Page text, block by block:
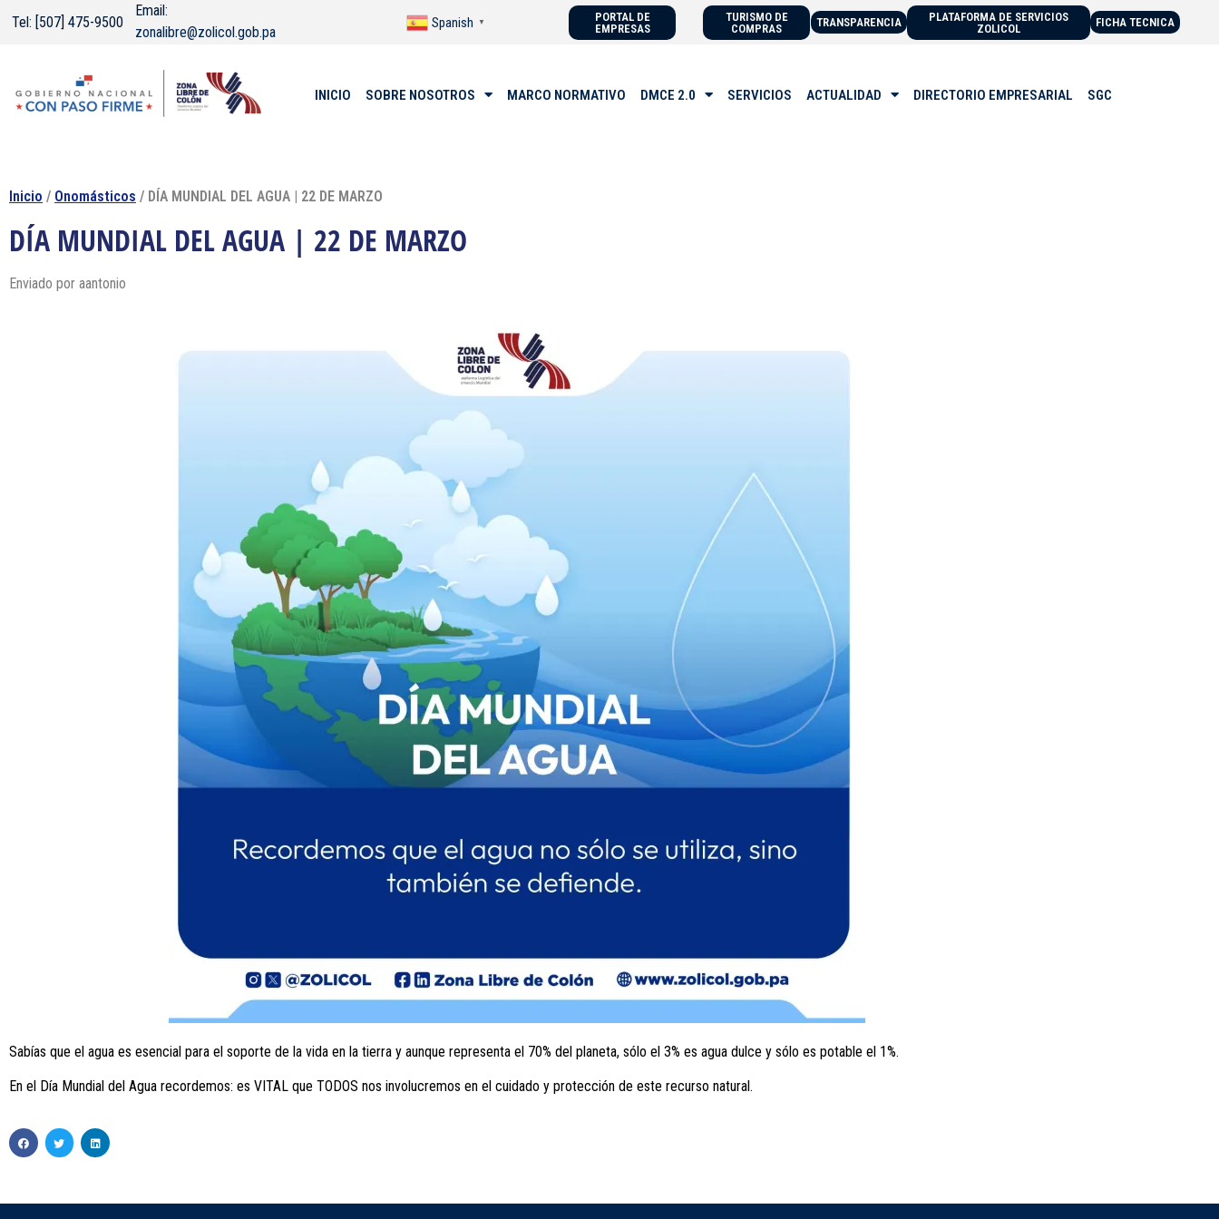
Tel: [507] 475-9500
Email:
zonalibre@zolicol.gob.pa
Spanish ▼
PORTAL DE
EMPRESAS
TURISMO DE
COMPRAS
TRANSPARENCIA
PLATAFORMA DE SERVICIOS
ZOLICOL
FICHA TECNICA
INICIO SOBRE NOSOTROS MARCO NORMATIVO DMCE 2.0 SERVICIOS ACTUALIDAD DIRECTORIO EMPRESARIAL SGC
Inicio / Onomásticos / DÍA MUNDIAL DEL AGUA | 22 DE MARZO
DÍA MUNDIAL DEL AGUA | 22 DE MARZO
Enviado por aantonio
Sabías que el agua es esencial para el soporte de la vida en la tierra y aunque representa el 70% del planeta, sólo el 3% es agua dulce y sólo es potable el 1%.
En el Día Mundial del Agua recordemos: es VITAL que TODOS nos involucremos en el cuidado y protección de este recurso natural.